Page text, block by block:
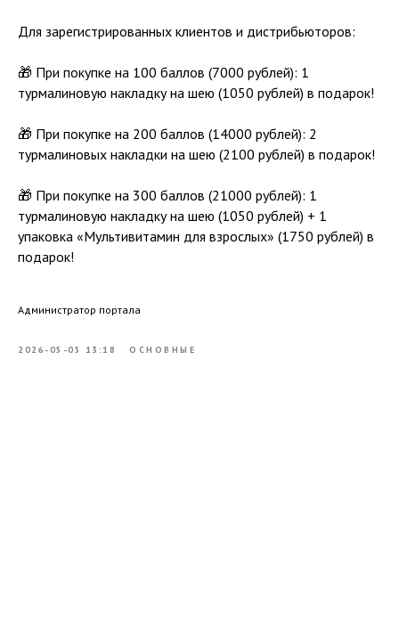
Для зарегистрированных клиентов и дистрибьюторов:
🎁 При покупке на 100 баллов (7000 рублей): 1
турмалиновую накладку на шею (1050 рублей) в подарок!
🎁 При покупке на 200 баллов (14000 рублей): 2
турмалиновых накладки на шею (2100 рублей) в подарок!
🎁 При покупке на 300 баллов (21000 рублей): 1
турмалиновую накладку на шею (1050 рублей) + 1
упаковка «Мультивитамин для взрослых» (1750 рублей) в
подарок!
Администратор портала
2026-05-05 13:18 ОСНОВНЫЕ